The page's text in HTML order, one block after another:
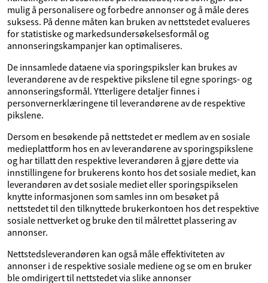
mulig å personalisere og forbedre annonser og å måle deres
suksess. På denne måten kan bruken av nettstedet evalueres
for statistiske og markedsundersøkelsesformål og
annonseringskampanjer kan optimaliseres.
De innsamlede dataene via sporingspiksler kan brukes av
leverandørene av de respektive pikslene til egne sporings- og
annonseringsformål. Ytterligere detaljer finnes i
personvernerklæringene til leverandørene av de respektive
pikslene.
Dersom en besøkende på nettstedet er medlem av en sosiale
medieplattform hos en av leverandørene av sporingspikslene
og har tillatt den respektive leverandøren å gjøre dette via
innstillingene for brukerens konto hos det sosiale mediet, kan
leverandøren av det sosiale mediet eller sporingspikselen
knytte informasjonen som samles inn om besøket på
nettstedet til den tilknyttede brukerkontoen hos det respektive
sosiale nettverket og bruke den til målrettet plassering av
annonser.
Nettstedsleverandøren kan også måle effektiviteten av
annonser i de respektive sosiale mediene og se om en bruker
ble omdirigert til nettstedet via slike annonser